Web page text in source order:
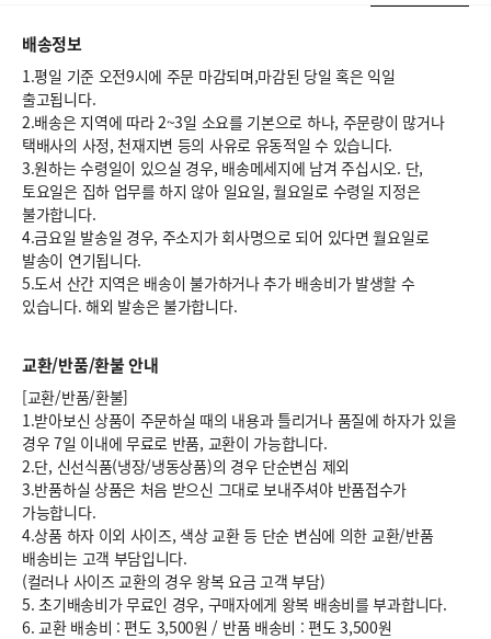
배송정보
1.평일 기준 오전9시에 주문 마감되며,마감된 당일 혹은 익일
출고됩니다.
2.배송은 지역에 따라 2~3일 소요를 기본으로 하나, 주문량이 많거나
택배사의 사정, 천재지변 등의 사유로 유동적일 수 있습니다.
3.원하는 수령일이 있으실 경우, 배송메세지에 남겨 주십시오. 단,
토요일은 집하 업무를 하지 않아 일요일, 월요일로 수령일 지정은
불가합니다.
4.금요일 발송일 경우, 주소지가 회사명으로 되어 있다면 월요일로
발송이 연기됩니다.
5.도서 산간 지역은 배송이 불가하거나 추가 배송비가 발생할 수
있습니다. 해외 발송은 불가합니다.
교환/반품/환불 안내
[교환/반품/환불]
1.받아보신 상품이 주문하실 때의 내용과 틀리거나 품질에 하자가 있을
경우 7일 이내에 무료로 반품, 교환이 가능합니다.
2.단, 신선식품(냉장/냉동상품)의 경우 단순변심 제외
3.반품하실 상품은 처음 받으신 그대로 보내주셔야 반품접수가
가능합니다.
4.상품 하자 이외 사이즈, 색상 교환 등 단순 변심에 의한 교환/반품
배송비는 고객 부담입니다.
(컬러나 사이즈 교환의 경우 왕복 요금 고객 부담)
5. 초기배송비가 무료인 경우, 구매자에게 왕복 배송비를 부과합니다.
6.교환 배송비 : 편도 3,500원 / 반품 배송비 : 편도 3,500원